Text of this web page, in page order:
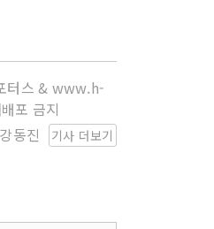
터스 & www.h-
포 금지
기사 더보기
강동진